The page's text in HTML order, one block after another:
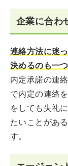
企業に合わ
連絡方法に迷
決めるのも一
内定承諾の連
で内定の連絡
をしても失礼
たいことがあ
す。